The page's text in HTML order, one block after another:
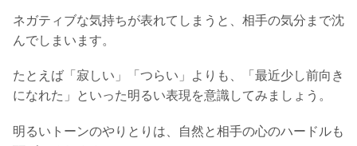
ネガティブな気持ちが表れてしまうと、相手の気分まで沈
んでしまいます。
たとえば「寂しい」「つらい」よりも、「最近少し前向き
になれた」といった明るい表現を意識してみましょう。
明るいトーンのやりとりは、自然と相手の心のハードルも